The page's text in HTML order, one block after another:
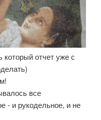
который отчет уже с
все
- и рукодельное, и не